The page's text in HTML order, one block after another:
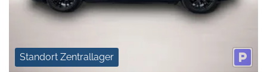
Standort Zentrallager